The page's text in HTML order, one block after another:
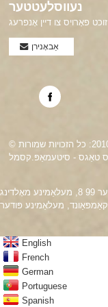
נעווסלעטטער
אַבאָנירן
טאַגס- סיטעמאַפּ.קסמל
8
מעלאַמינע מאָלדינג
קאַמפּאַונד מעלאַמינע פּודער
English
French
German
Portuguese
Spanish